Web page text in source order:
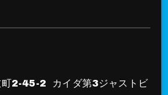
町2-45-2 カイダ第3ジャストビ